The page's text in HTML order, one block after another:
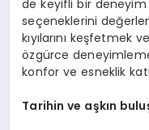
de keyifli bir
seçeneklerini
kıyılarını keşfetmek
özgürce
konfor ve esneklik
Tarihin ve aşkın